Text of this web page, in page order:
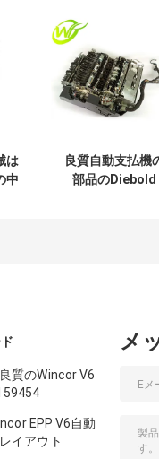
は
中
良質自動支払機
部品のDiebold
質のWincor V6
EPP V6自動
イアウト
メ